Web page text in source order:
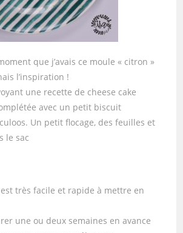
que j’avais ce moule « citron »
l’inspiration !
une recette de cheese cake
avec un petit biscuit
Un petit flocage, des feuilles et
le sac
très facile et rapide à mettre en
une ou deux semaines en avance